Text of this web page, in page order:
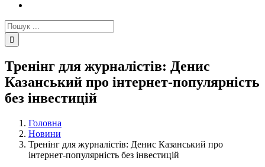
Пошук
...
Тренінг для журналістів: Денис
Казанський про інтернет-популярність
без інвестицій
Головна
Новини
Тренінг для журналістів: Денис Казанський про
інтернет-популярність без інвестицій